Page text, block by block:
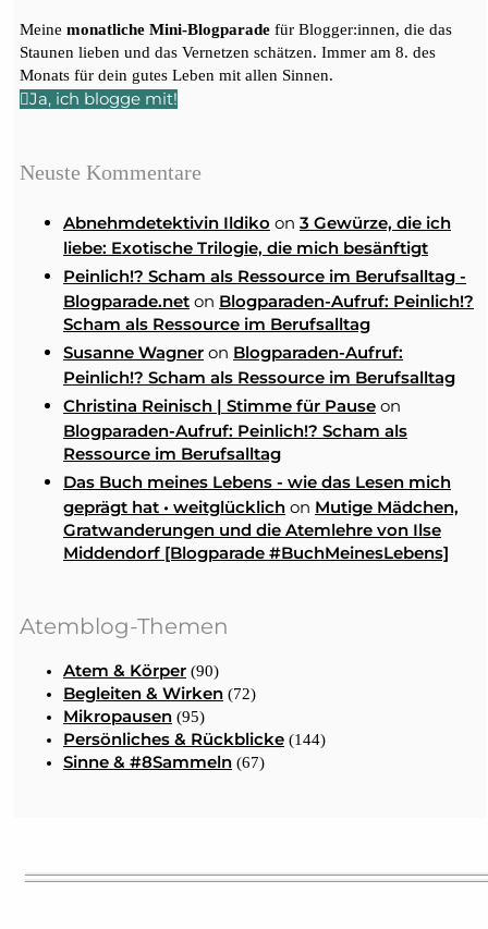
Meine monatliche Mini-Blogparade für Blogger:innen, die das
Staunen lieben und das Vernetzen schätzen. Immer am 8. des
Monats für dein gutes Leben mit allen Sinnen.
Ja, ich blogge mit!
Neuste Kommentare
Abnehmdetektivin Ildiko on 3 Gewürze, die ich
liebe: Exotische Trilogie, die mich besänftigt
Peinlich!? Scham als Ressource im Berufsalltag -
Blogparade.net on Blogparaden-Aufruf: Peinlich!?
Scham als Ressource im Berufsalltag
Susanne Wagner on Blogparaden-Aufruf:
Peinlich!? Scham als Ressource im Berufsalltag
Christina Reinisch | Stimme für Pause on
Blogparaden-Aufruf: Peinlich!? Scham als
Ressource im Berufsalltag
Das Buch meines Lebens - wie das Lesen mich
geprägt hat • weitglücklich on Mutige Mädchen,
Gratwanderungen und die Atemlehre von Ilse
Middendorf [Blogparade #BuchMeinesLebens]
Atemblog-Themen
Atem & Körper (90)
Begleiten & Wirken (72)
Mikropausen (95)
Persönliches & Rückblicke (144)
Sinne & #8Sammeln (67)